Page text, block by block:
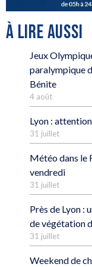
À LIRE AUSSI
Jeux
paralympique
Bénite
4 août
Lyon :
31 juillet
Météo dans le
vendredi
31 juillet
Près de Lyon :
de végétation
31 juillet
Weekend de